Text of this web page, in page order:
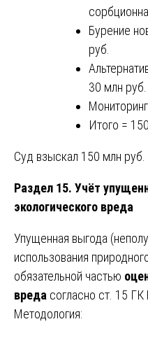
Бурение
руб.
30 млн руб.
Итого =
Суд взыскал 150 млн
Раздел 15. Учёт
экологического вреда
Упущенная выгода
использования
обязательной частью
вреда согласно ст. 15
Методология: